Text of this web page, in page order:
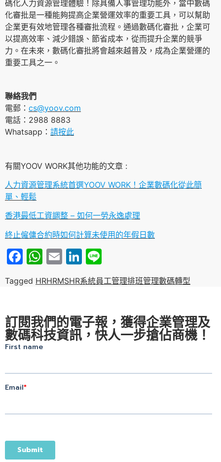
碼化人力資源管理體驗！除具備人事管理功能外，當中數碼
化審批是一種能夠提高企業營運效率的重要工具，可以幫助
企業更有效地管理各種審批流程。通過數碼化審批，企業可
以提高效率、減少錯誤、節省成本，從而提升企業的競爭
力。在未來，數碼化審批將會越來越普及，成為企業營運的
重要工具之一。
聯絡我們
電郵： cs@yoov.com
電話：2988 8883
Whatsapp： 請按此
有關YOOV WORK其他功能的文章 :
人力資源管理系統首選YOOV WORK！企業數碼化從此簡
單、輕鬆
香港最低工資調整 – 如何一勞永逸處理
終止僱傭合約時如何計算未使用的年假日數
Facebook
WhatsApp
EmailLinkedIn
Tagged HRHRMSHR系統員工管理排班管理數碼轉型
訂閱我們的電子報，獲得企業管理及
數碼科技資訊，快人一步搶佔商機！